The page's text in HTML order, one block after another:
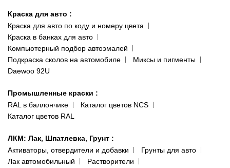
093 611-39-23
(ориентир: Интайм №40)
Одесса
пр-т Акад. Глушко, 29
066 554-97-70
Доставка и оплата
Сотрудничество
Наши публикации
Публичная оферта
Политика конфиденциальности
Краска для авто :
Краска для авто по коду и номеру цвета
Краска в банках для авто
Компьютерный подбор автоэмалей
Подкраска сколов на автомобиле
Миксы и пигменты
Daewoo 92U
Промышленные краски :
RAL в баллончике
Каталог цветов NCS
Каталог цветов RAL
ЛКМ: Лак, Шпатлевка, Грунт :
Активаторы, отвердители и добавки
Грунты для авто
Лак автомобильный
Растворители